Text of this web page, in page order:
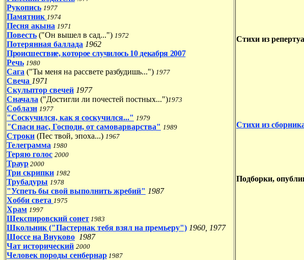
Рукопись 1977
Памятник 1974
Песня акына 1971
Повесть ("Он вышел в сад...") 1972
Потерянная баллада 1962
Происшествие, которое случилось 10 декабря 2007
Речь 1980
Сага ("Ты меня на рассвете разбудишь...") 1977
Свеча 1971
Скульптор свечей 1977
Сначала ("Достигли ли почестей постных...")1973
Соблазн 1977
"Соскучился, как я соскучился..." 1979
"Спаси нас, Господи, от самоварварства" 1989
Строки (Пес твой, эпоха...) 1967
Телеграмма 1980
Теряю голос 2000
Траур 2000
Три скрипки 1982
Трубадуры 1978
"Успеть бы свой выполнить жребий" 1987
Хобби света 1975
Храм 1997
Шекспировский сонет 1983
Школьник ("Пастернак тебя взял на премьеру") 1960, 1977
Шоссе на Внуково 1987
Чат исторический 2000
Человек породы сенбернар 1987
Стихи из
Стихи из
Подборки,